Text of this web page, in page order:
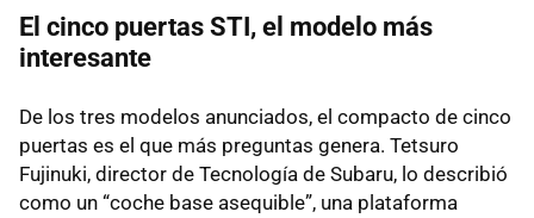
El cinco puertas STI, el modelo más
interesante
De los tres modelos anunciados, el compacto de cinco
puertas es el que más preguntas genera. Tetsuro
Fujinuki, director de Tecnología de Subaru, lo describió
como un “coche base asequible”, una plataforma